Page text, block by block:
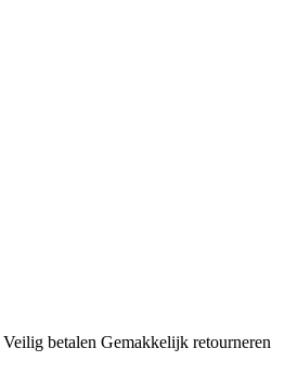
Veilig betalen Gemakkelijk retourneren